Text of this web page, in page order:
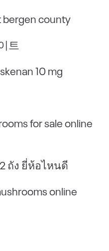
bergen county
트
10 mg
for sale online
ถัง ยี่ห้อไหนดี
online